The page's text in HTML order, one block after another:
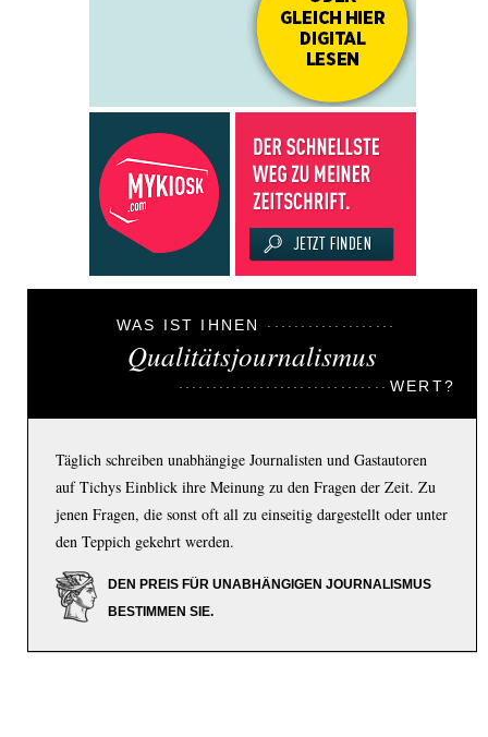
WAS IST IHNEN
Qualitätsjournalismus
WERT?
Täglich schreiben unabhängige Journalisten und Gastautoren
auf Tichys Einblick ihre Meinung zu den Fragen der Zeit. Zu
jenen Fragen, die sonst oft all zu einseitig dargestellt oder unter
den Teppich gekehrt werden.
DEN PREIS FÜR UNABHÄNGIGEN JOURNALISMUS
BESTIMMEN SIE.